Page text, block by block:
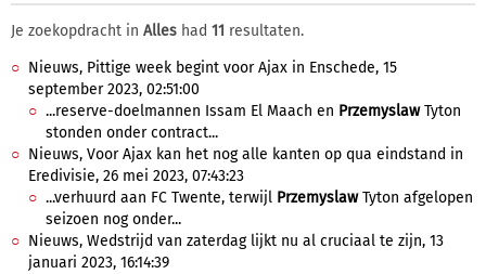
Je zoekopdracht in Alles had 11 resultaten.
Nieuws, Pittige week begint voor Ajax in Enschede, 15
september 2023, 02:51:00
...reserve-doelmannen Issam El Maach en PrzemyslawTyton
stonden onder contract...
Nieuws, Voor Ajax kan het nog alle kanten op qua eindstand in
Eredivisie, 26 mei 2023, 07:43:23
...verhuurd aan FC Twente, terwijl PrzemyslawTyton afgelopen
seizoen nog onder...
Nieuws, Wedstrijd van zaterdag lijkt nu al cruciaal te zijn, 13
januari 2023, 16:14:39